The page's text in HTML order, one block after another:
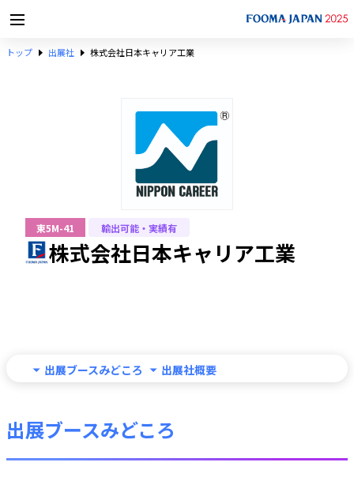
トップ 出展社 株式会社日本キャリア工業
東5M-41 輸出可能・実績有
株式会社日本キャリア工業
出展ブースみどころ 出展社概要
出展ブースみどころ